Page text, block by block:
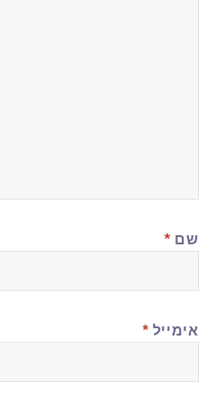
שם *
אימייל *